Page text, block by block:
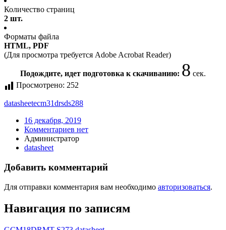
Количество страниц
2 шт.
Форматы файла
HTML, PDF
(Для просмотра требуется Adobe Acrobat Reader)
Подождите, идет подготовка к скачиванию: 8 сек.
Просмотрено: 252
datasheetecm31drsds288
16 декабря, 2019
Комментариев нет
Администратор
datasheet
Добавить комментарий
Для отправки комментария вам необходимо авторизоваться.
Навигация по записям